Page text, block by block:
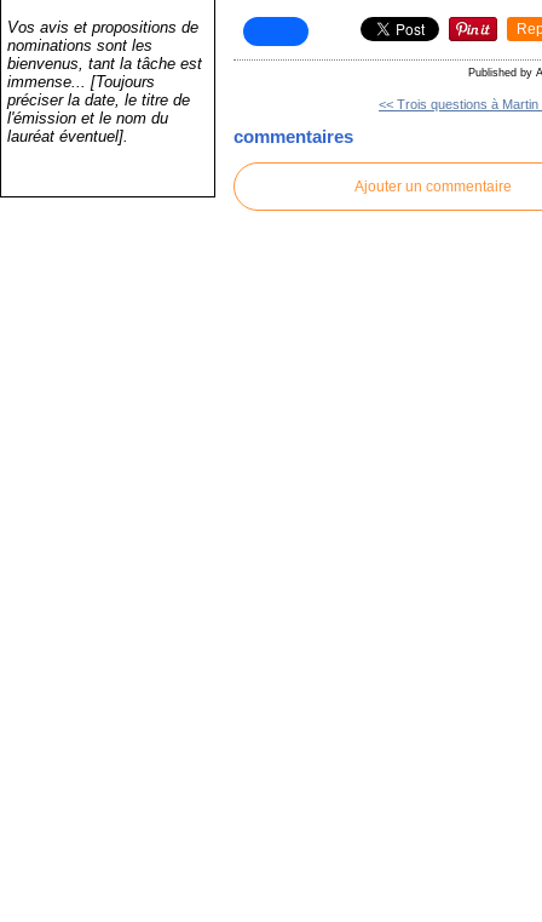
Vos avis et propositions de
nominations sont les
bienvenus, tant la tâche est
immense... [Toujours
préciser la date, le titre de
l'émission et le nom du
lauréat éventuel].
Published by
<< Trois questions à Martin
commentaires
Ajouter un commentaire